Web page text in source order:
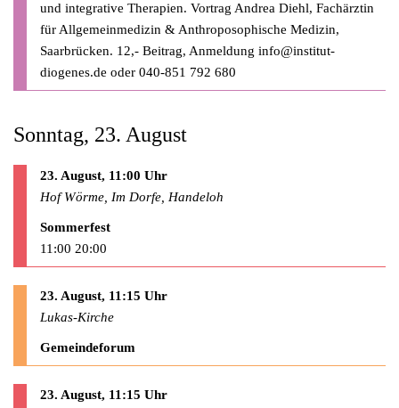
und integrative Therapien. Vortrag Andrea Diehl, Fachärztin
für Allgemeinmedizin & Anthroposophische Medizin,
Saarbrücken. 12,- Beitrag, Anmeldung info@institut-
diogenes.de oder 040-851 792 680
Sonntag, 23. August
23. August, 11:00 Uhr
Hof Wörme, Im Dorfe, Handeloh
Sommerfest
11:00 20:00
23. August, 11:15 Uhr
Lukas-Kirche
Gemeindeforum
23. August, 11:15 Uhr